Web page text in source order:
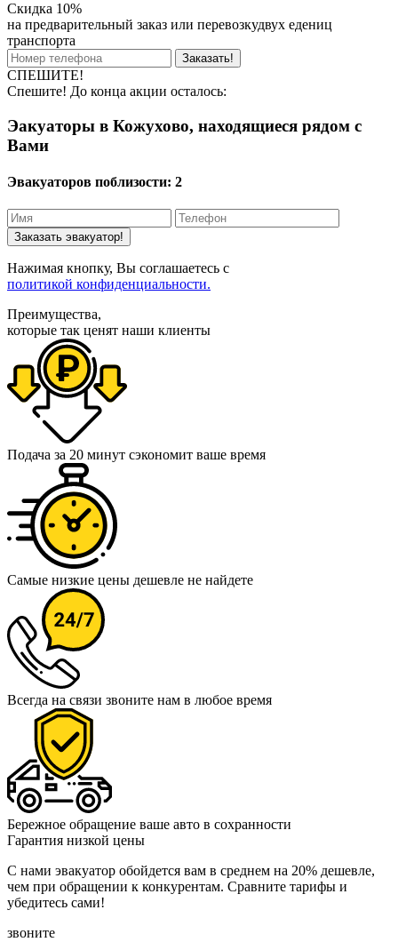
Скидка 10%
на предварительный заказ или перевозкудвух едениц
транспорта
Заказать!
СПЕШИТЕ!
Спешите! До конца акции осталось:
Эакуаторы в Кожухово, находящиеся рядом с
Вами
Эвакуаторов поблизости: 2
Заказать эвакуатор!
Нажимая кнопку, Вы соглашаетесь с
политикой конфиденциальности.
Преимущества,
которые так ценят наши клиенты
Подача за 20 минут сэкономит ваше время
Самые низкие цены дешевле не найдете
Всегда на связи звоните нам в любое время
Бережное обращение ваше авто в сохранности
Гарантия низкой цены
С нами эвакуатор обойдется вам в среднем на 20% дешевле,
чем при обращении к конкурентам. Сравните тарифы и
убедитесь сами!
звоните